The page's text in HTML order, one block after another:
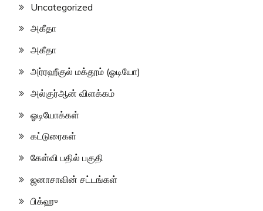
Uncategorized
அகீதா
அகீதா
அர்ரஹீகுல் மக்தூம் (ஓடியோ)
அல்குர்ஆன் விளக்கம்
ஓடியோக்கள்
கட்டுரைகள்
கேள்வி பதில் பகுதி
ஜனாசாவின் சட்டங்கள்
பிக்ஹு